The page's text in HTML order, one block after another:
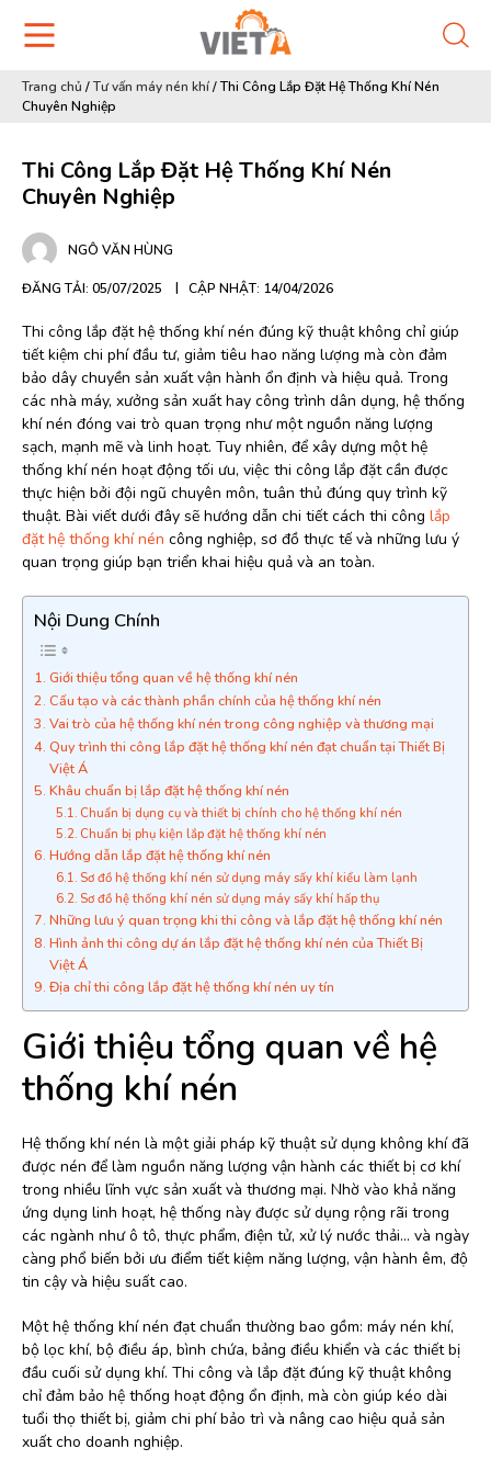
Trang chủ /Tư vấn máy nén khí/Thi Công Lắp Đặt Hệ Thống Khí Nén
Chuyên Nghiệp
Thi Công Lắp Đặt Hệ Thống Khí Nén
Chuyên Nghiệp
NGÔ VĂN HÙNG
ĐĂNG TẢI: 05/07/2025 CẬP NHẬT: 14/04/2026
Thi công lắp đặt hệ thống khí nén đúng kỹ thuật không chỉ giúp
tiết kiệm chi phí đầu tư, giảm tiêu hao năng lượng mà còn đảm
bảo dây chuyền sản xuất vận hành ổn định và hiệu quả. Trong
các nhà máy, xưởng sản xuất hay công trình dân dụng, hệ thống
khí nén đóng vai trò quan trọng như một nguồn năng lượng
sạch, mạnh mẽ và linh hoạt. Tuy nhiên, để xây dựng một hệ
thống khí nén hoạt động tối ưu, việc thi công lắp đặt cần được
thực hiện bởi đội ngũ chuyên môn, tuân thủ đúng quy trình kỹ
thuật. Bài viết dưới đây sẽ hướng dẫn chi tiết cách thi công lắp
đặt hệ thống khí nén công nghiệp, sơ đồ thực tế và những lưu ý
quan trọng giúp bạn triển khai hiệu quả và an toàn.
Nội Dung Chính
Giới thiệu tổng quan về hệ thống khí nén
Cấu tạo và các thành phần chính của hệ thống khí nén
Vai trò của hệ thống khí nén trong công nghiệp và thương mại
Quy trình thi công lắp đặt hệ thống khí nén đạt chuẩn tại Thiết Bị
Việt Á
Khâu chuẩn bị lắp đặt hệ thống khí nén
Chuẩn bị dụng cụ và thiết bị chính cho hệ thống khí nén
Chuẩn bị phụ kiện lắp đặt hệ thống khí nén
Hướng dẫn lắp đặt hệ thống khí nén
Sơ đồ hệ thống khí nén sử dụng máy sấy khí kiểu làm lạnh
Sơ đồ hệ thống khí nén sử dụng máy sấy khí hấp thụ
Những lưu ý quan trọng khi thi công và lắp đặt hệ thống khí nén
Hình ảnh thi công dự án lắp đặt hệ thống khí nén của Thiết Bị
Việt Á
Địa chỉ thi công lắp đặt hệ thống khí nén uy tín
Giới thiệu tổng quan về hệ
thống khí nén
Hệ thống khí nén là một giải pháp kỹ thuật sử dụng không khí đã
được nén để làm nguồn năng lượng vận hành các thiết bị cơ khí
trong nhiều lĩnh vực sản xuất và thương mại. Nhờ vào khả năng
ứng dụng linh hoạt, hệ thống này được sử dụng rộng rãi trong
các ngành như ô tô, thực phẩm, điện tử, xử lý nước thải… và ngày
càng phổ biến bởi ưu điểm tiết kiệm năng lượng, vận hành êm, độ
tin cậy và hiệu suất cao.
Một hệ thống khí nén đạt chuẩn thường bao gồm: máy nén khí,
bộ lọc khí, bộ điều áp, bình chứa, bảng điều khiển và các thiết bị
đầu cuối sử dụng khí. Thi công và lắp đặt đúng kỹ thuật không
chỉ đảm bảo hệ thống hoạt động ổn định, mà còn giúp kéo dài
tuổi thọ thiết bị, giảm chi phí bảo trì và nâng cao hiệu quả sản
xuất cho doanh nghiệp.